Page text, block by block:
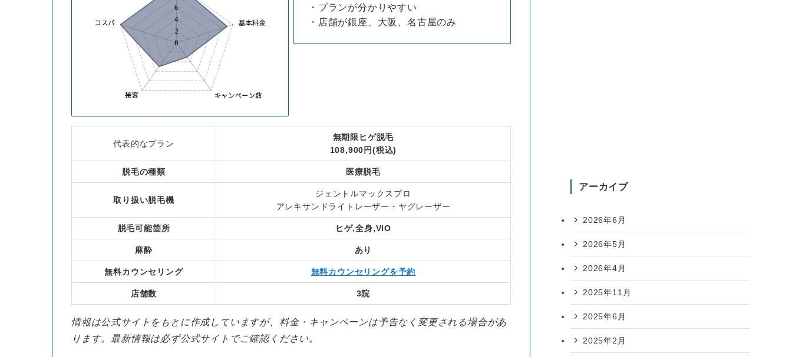
・プランが分かりやすい
・店舗が銀座、大阪、名古屋のみ
代表的なプラン
無期限ヒゲ脱毛
108,900円(税込)
脱毛の種類 医療脱毛
取り扱い脱毛機
ジェントルマックスプロ
アレキサンドライトレーザー・ヤグレーザー
脱毛可能箇所 ヒゲ,全身,VIO
麻酔 あり
無料カウンセリング 無料カウンセリングを予約
店舗数 3院
情報は公式サイトをもとに作成していますが、料金・キャンペーンは予告なく変更される場合があ
ります。最新情報は必ず公式サイトでご確認ください。
アーカイブ
2026年6月
2026年5月
2026年4月
2025年11月
2025年6月
2025年2月